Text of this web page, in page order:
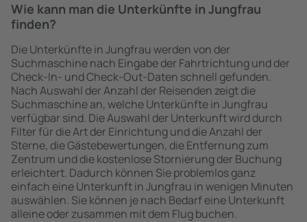
Wie kann man die Unterkünfte in Jungfrau
finden?
Die Unterkünfte in Jungfrau werden von der
Suchmaschine nach Eingabe der Fahrtrichtung und der
Check-In- und Check-Out-Daten schnell gefunden.
Nach Auswahl der Anzahl der Reisenden zeigt die
Suchmaschine an, welche Unterkünfte in Jungfrau
verfügbar sind. Die Auswahl der Unterkunft wird durch
Filter für die Art der Einrichtung und die Anzahl der
Sterne, die Gästebewertungen, die Entfernung zum
Zentrum und die kostenlose Stornierung der Buchung
erleichtert. Dadurch können Sie problemlos ganz
einfach eine Unterkunft in Jungfrau in wenigen Minuten
auswählen. Sie können je nach Bedarf eine Unterkunft
alleine oder zusammen mit dem Flug buchen.